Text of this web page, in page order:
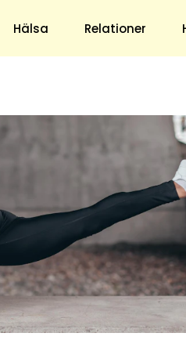
Hälsa Relationer
Underhållning
Horoskop
Quiz